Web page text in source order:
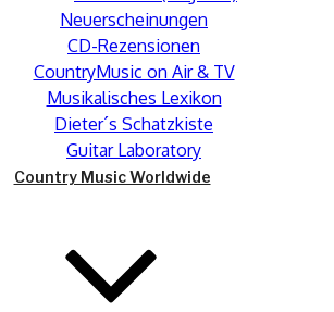
Neuerscheinungen
CD-Rezensionen
CountryMusic on Air & TV
Musikalisches Lexikon
Dieter´s Schatzkiste
Guitar Laboratory
Country Music Worldwide